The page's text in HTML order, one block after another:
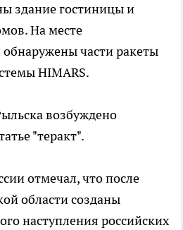
здание гостиницы и
На месте
части ракеты
HIMARS.
возбуждено
"теракт".
отмечал, что после
области созданы
наступления российских